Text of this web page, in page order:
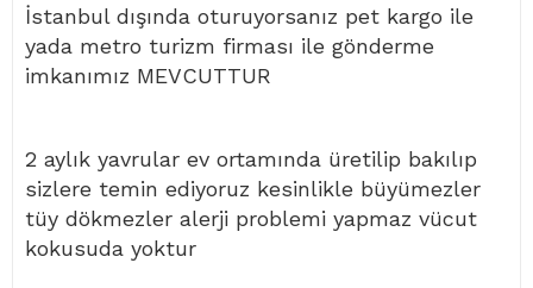
İstanbul dışında oturuyorsanız pet kargo ile
yada metro turizm firması ile gönderme
imkanımız MEVCUTTUR
2 aylık yavrular ev ortamında üretilip bakılıp
sizlere temin ediyoruz kesinlikle büyümezler
tüy dökmezler alerji problemi yapmaz vücut
kokusuda yoktur